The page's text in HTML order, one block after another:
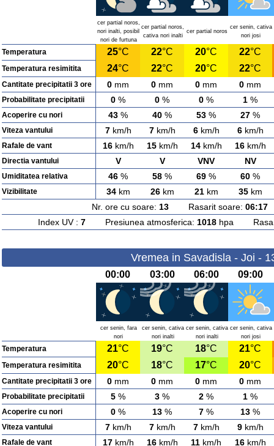
cer partial noros,
nori inalti, posibil
nori de furtuna
cer partial noros,
cativa nori inalti
cer partial noros
cer senin, cativa
nori josi
Temperatura 25°C 22°C 20°C 22°C
Temperatura resimitita 24°C 22°C 20°C 22°C
Cantitate precipitatii 3 ore 0 mm 0 mm 0 mm 0 mm
Probabilitate precipitatii 0 % 0 % 0 % 1 %
Acoperire cu nori 43 % 40 % 53 % 27 %
Viteza vantului 7km/h 7km/h 6km/h 6km/h
Rafale de vant 16km/h 15km/h 14km/h 16km/h
Directia vantului V V VNV NV
Umiditatea relativa 46 % 58 % 69 % 60 %
Vizibilitate 34km 26km 21km 35km
Nr. ore cu soare: 13Rasarit soare: 06:17
Index UV : 7Presiunea atmosferica: 1018hpa
Vremea in Savadisla - Joi -
00:00 03:00 06:00 09:00
cer senin, fara
nori
cer senin, cativa
nori inalti
cer senin, cativa
nori inalti
cer senin, cativa
nori josi
Temperatura 21°C 19°C 18°C 21°C
Temperatura resimitita 20°C 18°C 17°C 20°C
Cantitate precipitatii 3 ore 0 mm 0 mm 0 mm 0 mm
Probabilitate precipitatii 5 % 3 % 2 % 1 %
Acoperire cu nori 0 % 13 % 7 % 13 %
Viteza vantului 7km/h 7km/h 7km/h 9km/h
Rafale de vant 17km/h 16km/h 11 km/h 16km/h